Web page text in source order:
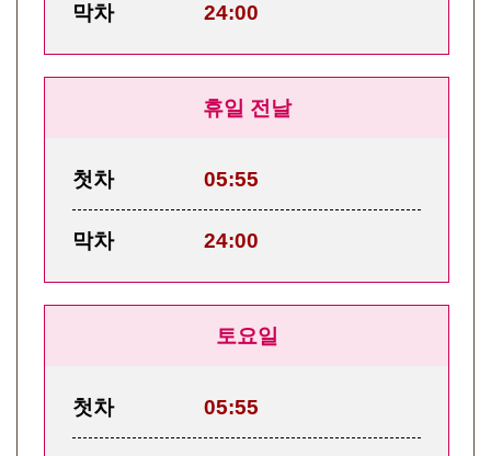
막차 24:00
휴일 전날
첫차 05:55
막차 24:00
토요일
첫차 05:55